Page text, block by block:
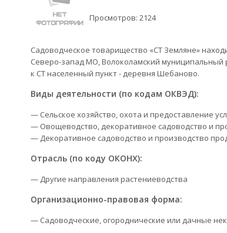
Просмотров: 2124
Садоводческое товарищество «СТ Земляне»
Северо-запад МО, Волоколамский
к СТ населенный пункт - деревня Шебаново.
Виды деятельности (по кодам ОКВЭД):
— Сельское хозяйство, охота и предоставление
— Овощеводство, декоративное садоводство и
— Декоративное садоводство и производство
Отрасль (по коду ОКОНХ):
— Другие направления растениеводства
Организационно-правовая форма:
— Садоводческие, огороднические или дачные